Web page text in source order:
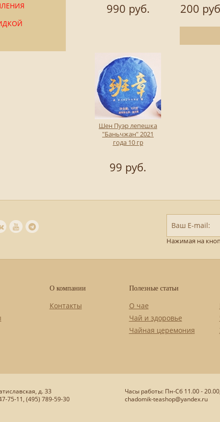
990 руб. 200
Шен Пуэр лепешка
"Баньчжан" 2021
года 10 гр
99 руб.
Ваш E-mail:
Нажимая на
О компании
Контакты
Полезные статьи
О чае
Чай и здоровье
Чайная церемония
д. 33
75-11, (495) 789-59-30
Часы работы: Пн-Сб 11.00 -
chadomik-teashop@yandex.ru